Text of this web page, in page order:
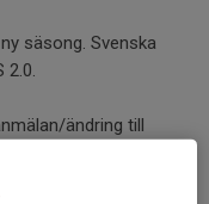
säsong. Svenska
2.0.
ändring till